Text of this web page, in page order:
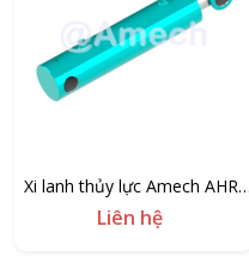
Xi lanh thủy lực Amech AHR-
2P-70/40
Liên hệ